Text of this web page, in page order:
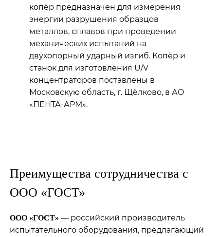
копёр предназначен для измерения
энергии разрушения образцов
металлов, сплавов при проведении
механических испытаний на
двухопорный ударный изгиб. Копёр и
станок для изготовления U/V
концентраторов поставлены в
Московскую область, г. Щёлково, в АО
«ПЕНТА-АРМ».
Преимущества сотрудничества с
ООО «ГОСТ»
ООО «ГОСТ» — российский производитель
испытательного оборудования, предлагающий